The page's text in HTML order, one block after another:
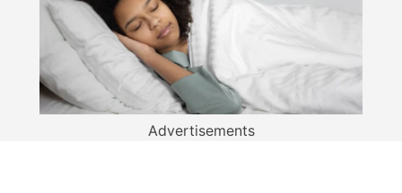
Advertisements